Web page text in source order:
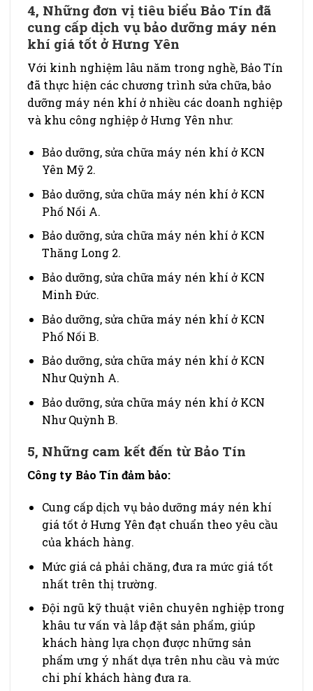
4, Những đơn vị tiêu biểu Bảo Tín đã
cung cấp dịch vụ bảo dưỡng máy nén
khí giá tốt ở Hưng Yên
Với kinh nghiệm lâu năm trong nghề, Bảo Tín
đã thực hiện các chương trình sửa chữa, bảo
dưỡng máy nén khí ở nhiều các doanh nghiệp
và khu công nghiệp ở Hưng Yên như:
Bảo dưỡng, sửa chữa máy nén khí ở KCN
Yên Mỹ 2.
Bảo dưỡng, sửa chữa máy nén khí ở KCN
Phố Nối A.
Bảo dưỡng, sửa chữa máy nén khí ở KCN
Thăng Long 2.
Bảo dưỡng, sửa chữa máy nén khí ở KCN
Minh Đức.
Bảo dưỡng, sửa chữa máy nén khí ở KCN
Phố Nối B.
Bảo dưỡng, sửa chữa máy nén khí ở KCN
Như Quỳnh A.
Bảo dưỡng, sửa chữa máy nén khí ở KCN
Như Quỳnh B.
5, Những cam kết đến từ Bảo Tín
Công ty Bảo Tín đảm bảo:
Cung cấp dịch vụ bảo dưỡng máy nén khí
giá tốt ở Hưng Yên đạt chuẩn theo yêu cầu
của khách hàng.
Mức giá cả phải chăng, đưa ra mức giá tốt
nhất trên thị trường.
Đội ngũ kỹ thuật viên chuyên nghiệp trong
khâu tư vấn và lắp đặt sản phẩm, giúp
khách hàng lựa chọn được những sản
phẩm ưng ý nhất dựa trên nhu cầu và mức
chi phí khách hàng đưa ra.